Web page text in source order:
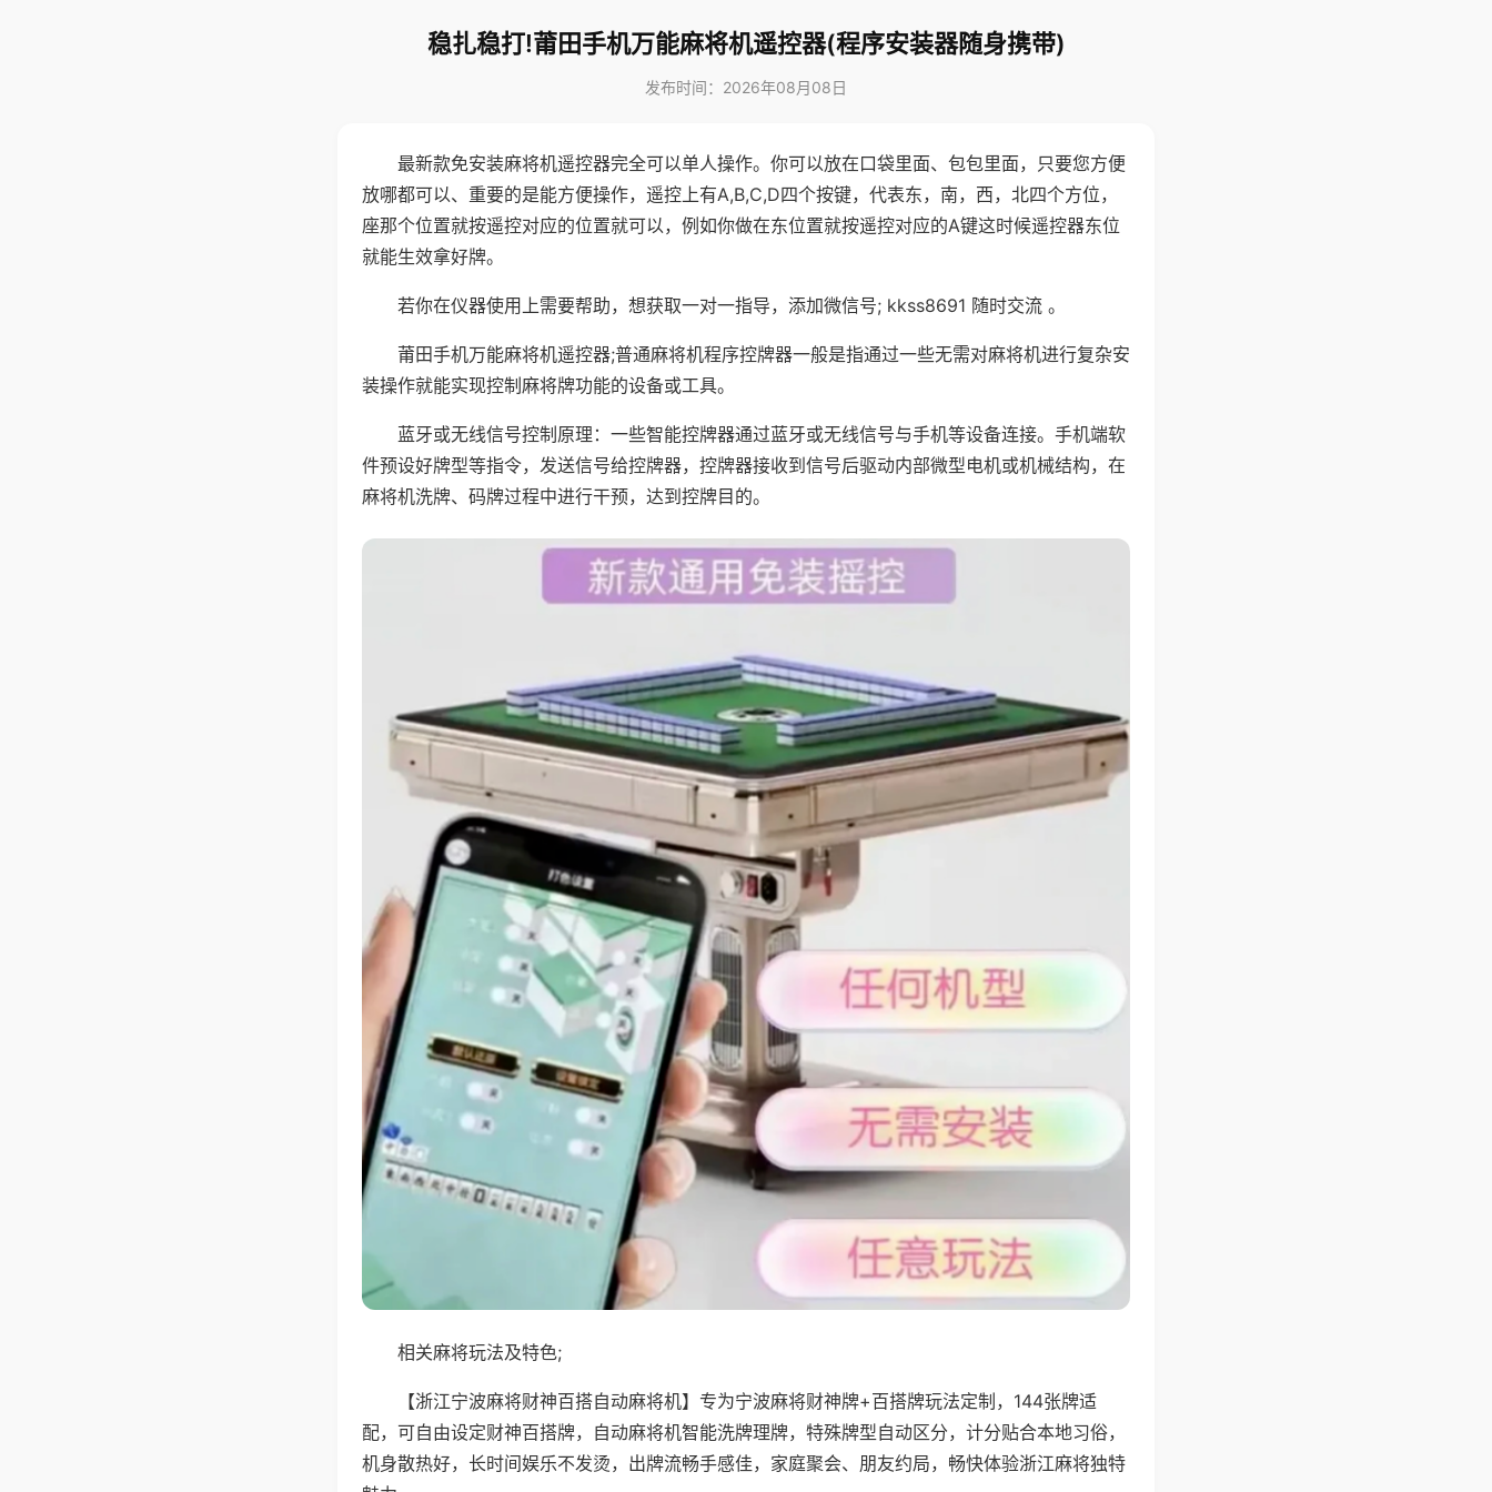
稳扎稳打!莆田手机万能麻将机遥控器(程序安装器随身携带)
发布时间：2026年08月08日
最新款免安装麻将机遥控器完全可以单人操作。你可以放在口袋里面、包包里面，只要您方便
放哪都可以、重要的是能方便操作，遥控上有A,B,C,D四个按键，代表东，南，西，北四个方位，
座那个位置就按遥控对应的位置就可以，例如你做在东位置就按遥控对应的A键这时候遥控器东位
就能生效拿好牌。
若你在仪器使用上需要帮助，想获取一对一指导，添加微信号; kkss8691 随时交流 。
莆田手机万能麻将机遥控器;普通麻将机程序控牌器一般是指通过一些无需对麻将机进行复杂安
装操作就能实现控制麻将牌功能的设备或工具。
蓝牙或无线信号控制原理：一些智能控牌器通过蓝牙或无线信号与手机等设备连接。手机端软
件预设好牌型等指令，发送信号给控牌器，控牌器接收到信号后驱动内部微型电机或机械结构，在
麻将机洗牌、码牌过程中进行干预，达到控牌目的。
相关麻将玩法及特色;
【浙江宁波麻将财神百搭自动麻将机】专为宁波麻将财神牌+百搭牌玩法定制，144张牌适
配，可自由设定财神百搭牌，自动麻将机智能洗牌理牌，特殊牌型自动区分，计分贴合本地习俗，
机身散热好，长时间娱乐不发烫，出牌流畅手感佳，家庭聚会、朋友约局，畅快体验浙江麻将独特